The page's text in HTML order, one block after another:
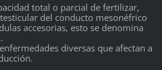
total o parcial de fertilizar,
del conducto mesonéfrico
accesorias, esto se denomina
diversas que afectan a